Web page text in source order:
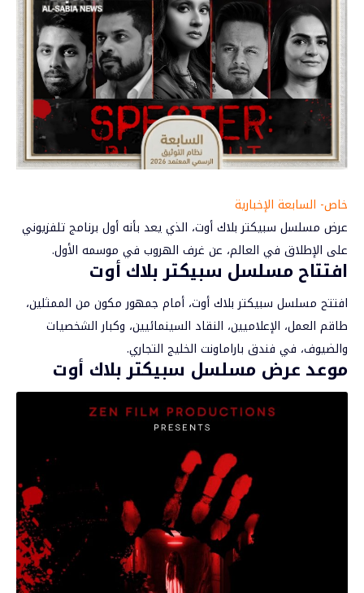
خاص- السابعة الإخبارية
عرض مسلسل سبيكتر بلاك أوت، الذي يعد بأنه أول برنامج تلفزيوني
على الإطلاق في العالم، عن غرف الهروب في موسمه الأول.
افتتاح مسلسل سبيكتر بلاك أوت
افتتح مسلسل سبيكتر بلاك أوت، أمام جمهور مكون من الممثلين،
طاقم العمل، الإعلاميين، النقاد السينمائيين، وكبار الشخصيات
والضيوف، في فندق باراماونت الخليج التجاري.
موعد عرض مسلسل سبيكتر بلاك أوت